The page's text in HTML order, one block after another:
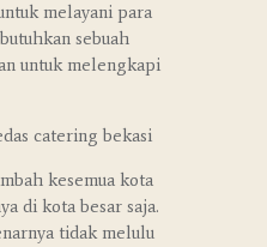
melayani para
sebuah
untuk melengkapi
catering bekasi
kesemua kota
di kota besar saja.
tidak melulu